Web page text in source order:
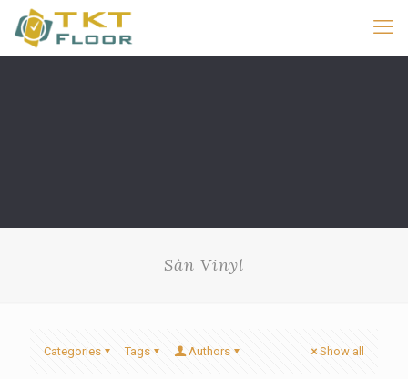
Sàn Vinyl
Categories Tags Authors Show all